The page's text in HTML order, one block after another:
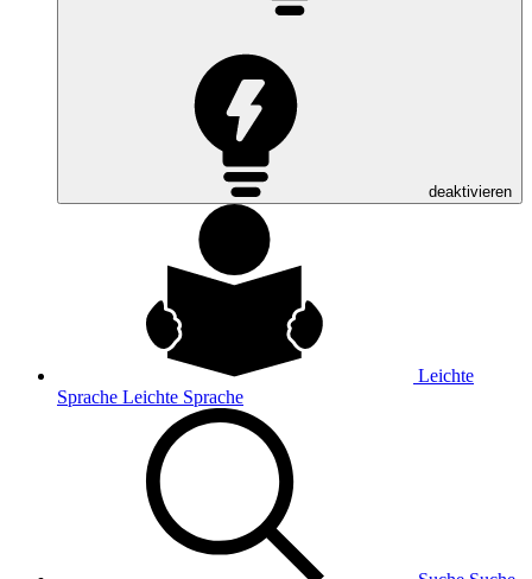
deaktivieren
Leichte
Sprache Leichte Sprache